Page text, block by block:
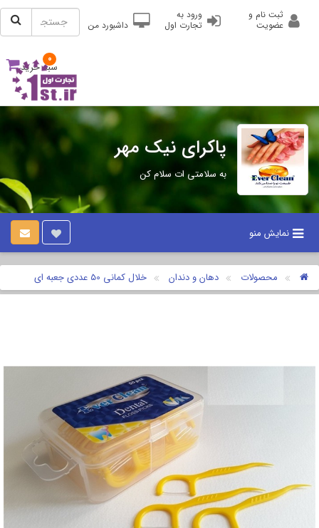
ثبت نام و
عضویت
ورود به
تجارت اول داشبورد من
0
سبد خرید
پاکرای نیک مهر
به سلامتی ات سلام کن
نمایش منو
محصولات دهان و دندان خلال کمانی 50 عددی جعبه ای